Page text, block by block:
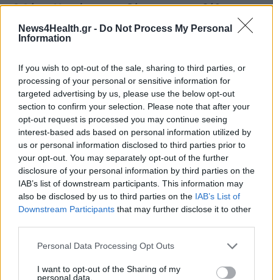
News4Health.gr - Do Not Process My Personal
Information
If you wish to opt-out of the sale, sharing to third parties, or
processing of your personal or sensitive information for
targeted advertising by us, please use the below opt-out
section to confirm your selection. Please note that after your
opt-out request is processed you may continue seeing
interest-based ads based on personal information utilized by
us or personal information disclosed to third parties prior to
your opt-out. You may separately opt-out of the further
disclosure of your personal information by third parties on the
IAB’s list of downstream participants. This information may
also be disclosed by us to third parties on the IAB’s List of
Downstream Participants that may further disclose it to other
Personal Data Processing Opt Outs
I want to opt-out of the Sharing of my
personal data.
Ο Δήμος Μετεώρων επενδύει στην πρωτοβάθμια
ΠΟΛΙΤΙΚΉ ΥΓΕΊΑΣ 07/08/2026 - 15:24
Και οι μαϊμούδες έχουν κατοικίδια! Οι επιστήμονες
ρίχνουν φως στις "φιλίες" μεταξύ διαφορετικών ειδών
PET 07/08/2026 - 15:02
Η ΕΙΝΑΠ καταγγέλλει την αιφνιδιαστική ένταξη του
Σισμανογλείου στις πρωινές εφημερίες της Αττικής
ΠΟΛΙΤΙΚΉ ΥΓΕΊΑΣ 07/08/2026 - 14:39
Ηλεκτρικά πατίνια: 3,5 φορές μεγαλύτερος ο κίνδυνος
σοβαρής εγκεφαλικής κάκωσης
ΥΓΕΊΑ 07/08/2026 - 14:00
τον χρόνο για φάρμακα GLP-1 στους εργαζομένους
ΥΠΗΡΕΣΊΕΣ ΥΓΕΊΑΣ 07/08/2026 - 13:00
ΔΗΜΟΦΙΛΗ
Νέα δράση 850.000 ευρώ για την δημόσια υγεία